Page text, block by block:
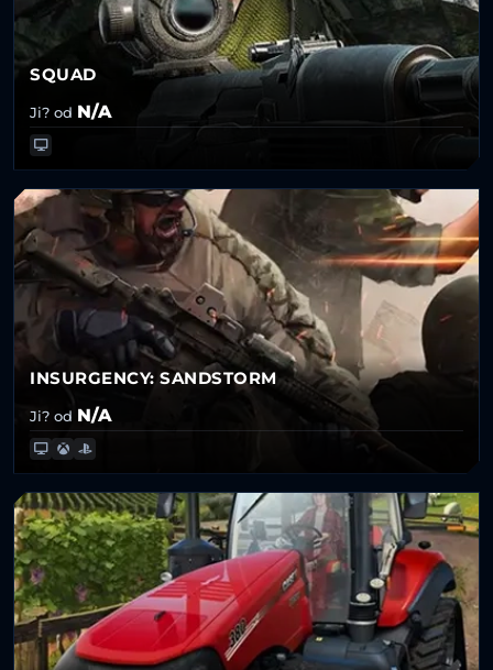
SQUAD
Ji? od N/A
INSURGENCY: SANDSTORM
Ji? od N/A